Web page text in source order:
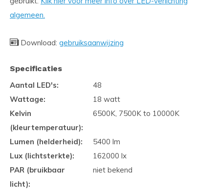
algemeen.
Download: gebruiksaanwijzing
Specificaties
Aantal LED's:
48
Wattage:
18 watt
Kelvin
(kleurtemperatuur):
6500K, 7500K to 10000K
Lumen (helderheid):
5400 lm
Lux (lichtsterkte):
162000 lx
PAR (bruikbaar
licht):
niet bekend